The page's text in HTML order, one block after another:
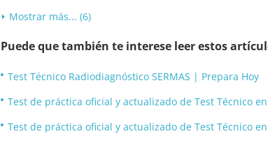
Mostrar más... (6)
Puede que también te interese leer estos
Test Técnico Radiodiagnóstico SERMAS | Prepara Hoy
Test de práctica oficial y actualizado de Test Técnico
Test de práctica oficial y actualizado de Test Técnico